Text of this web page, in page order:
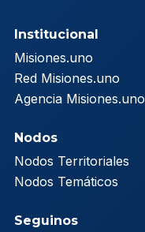
Institucional
Misiones.uno
Red Misiones.uno
Agencia Misiones.uno
Nodos
Nodos Territoriales
Nodos Temáticos
Seguinos